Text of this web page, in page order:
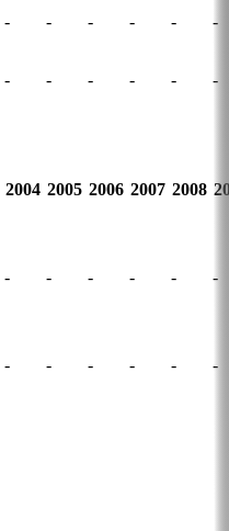
- - - - -
-
- - - - - -
2004 2005 2006 2007 2008
- - - - -
-
- - - - - -